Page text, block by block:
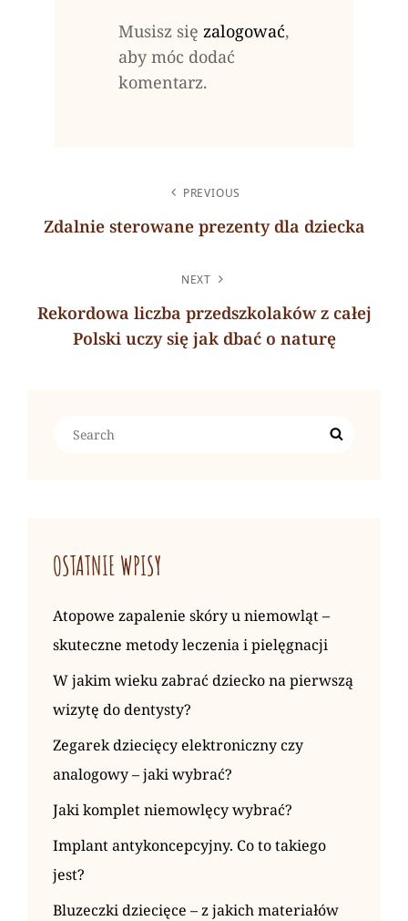
Musisz się zalogować,
aby móc dodać
komentarz.
WPISU
PREVIOUS
Zdalnie sterowane prezenty dla dziecka
NEXT
Rekordowa liczba przedszkolaków z całej
Polski uczy się jak dbać o naturę
OSTATNIE WPISY
Atopowe zapalenie skóry u niemowląt –
skuteczne metody leczenia i pielęgnacji
W jakim wieku zabrać dziecko na pierwszą
wizytę do dentysty?
Zegarek dziecięcy elektroniczny czy
analogowy – jaki wybrać?
Jaki komplet niemowlęcy wybrać?
Implant antykoncepcyjny. Co to takiego
jest?
Bluzeczki dziecięce – z jakich materiałów